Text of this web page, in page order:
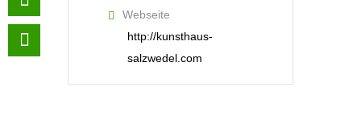
Webseite
http://kunsthaus-
salzwedel.com